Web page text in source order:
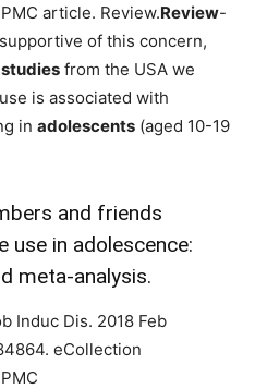
article. Review.Review-
of this concern,
studies from the USA we
use is associated with
in adolescents (aged 10-19
and friends
use in adolescence:
meta-analysis.
Induc Dis. 2018 Feb
eCollection